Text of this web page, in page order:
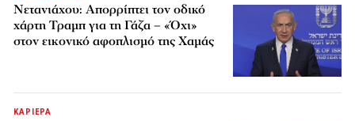
Νετανιάχου: Απορρίπτει τον οδικό
χάρτη Τραμπ για τη Γάζα – «Όχι»
στον εικονικό αφοπλισμό της Χαμάς
ΚΑΡΙΕΡΑ